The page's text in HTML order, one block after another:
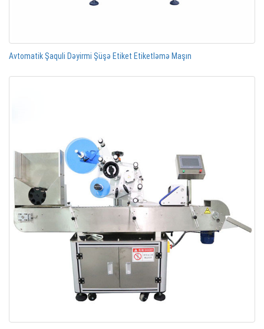
Avtomatik Şaquli Dəyirmi Şüşə Etiket Etiketləmə Maşın